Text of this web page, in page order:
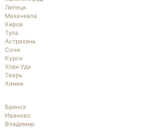
Липецк
Махачкала
Киров
Тула
Астрахань
Сочи
Курск
Улан Удэ
Тверь
Химки
Брянск
Иваново
Владимир